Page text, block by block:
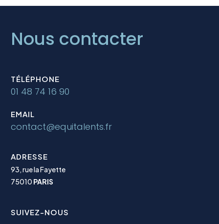
Nous contacter
TÉLÉPHONE
01 48 74 16 90
EMAIL
contact@equitalents.fr
ADRESSE
93, rue la Fayette
75010 PARIS
SUIVEZ-NOUS